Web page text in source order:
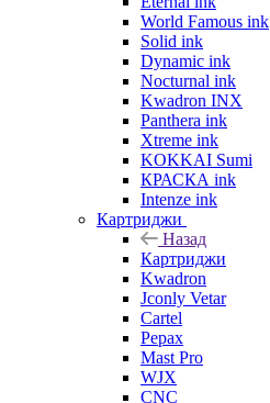
World Famous ink
Solid ink
Dynamic ink
Nocturnal ink
Kwadron INX
Panthera ink
Xtreme ink
KOKKAI Sumi
КРАСКА ink
Intenze ink
Картриджи
Назад
Картриджи
Kwadron
Jconly Vetar
Cartel
Pepax
Mast Pro
WJX
CNC